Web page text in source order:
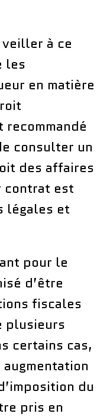
à ce
les
en matière
consulter un
des affaires
contrat est
légales et
pour le
d’être
fiscales
plusieurs
certains cas,
du
pris en